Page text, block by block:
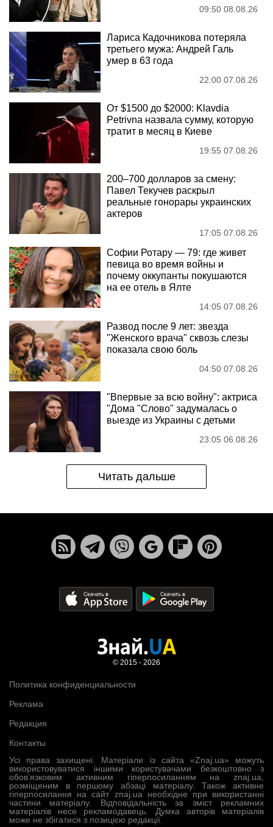
09:50 08.08.26
Лариса Кадочникова потеряла
третьего мужа: Андрей Галь
умер в 63 года
22:00 07.08.26
От $1500 до $2000: Klavdia
Petrivna назвала сумму, которую
тратит в месяц в Киеве
19:55 07.08.26
200–700 долларов за смену:
Павел Текучев раскрыл
реальные гонорары украинских
актеров
17:05 07.08.26
Софии Ротару — 79: где живет
певица во время войны и
почему оккупанты покушаются
на ее отель в Ялте
14:05 07.08.26
Развод после 9 лет: звезда
"Женского врача" сквозь слезы
показала свою боль
04:50 07.08.26
"Впервые за всю войну": актриса
"Дома "Слово" задумалась о
выезде из Украины с детьми
23:05 06.08.26
Читать дальше
Усі права захищені. Матеріали із сайта «Znaj.ua» можуть
використовуватися іншими користувачами безкоштовно з
обов’язковим активним гіперпосиланням на znaj.ua,
розміщеним в першому абзаці матеріалу. Також активне
гіперпосилання на сайт znaj.ua необхідне при використанні
частини матеріалу. Відповідальність за зміст рекламних
матеріалів несе рекламодавець. Думка авторів матеріалів
може не збігатися з позицією редакції.
Политика конфиденциальности
Реклама
Редакция
Контакты
© 2015 - 2026